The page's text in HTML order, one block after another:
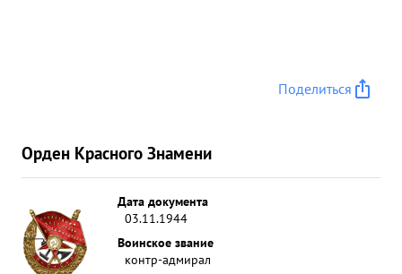
Поделиться
Орден Красного Знамени
Дата документа
03.11.1944
Воинское звание
контр-адмирал